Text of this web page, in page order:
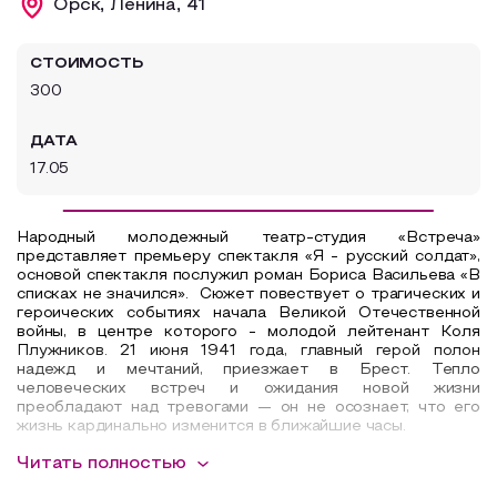
Аттестованные экскурсоводы
Все маршруты
Орск, Ленина, 41
СТОИМОСТЬ
300
ДАТА
17.05
Народный молодежный театр-студия «Встреча»
представляет премьеру спектакля «Я - русский солдат»,
основой спектакля послужил роман Бориса Васильева «В
списках не значился». Сюжет повествует о трагических и
героических событиях начала Великой Отечественной
войны, в центре которого - молодой лейтенант Коля
Плужников. 21 июня 1941 года, главный герой полон
надежд и мечтаний, приезжает в Брест. Тепло
человеческих встреч и ожидания новой жизни
преобладают над тревогами — он не осознает, что его
жизнь кардинально изменится в ближайшие часы.
Толпы людей на вокзале и снующие из стороны в сторону
Читать полностью